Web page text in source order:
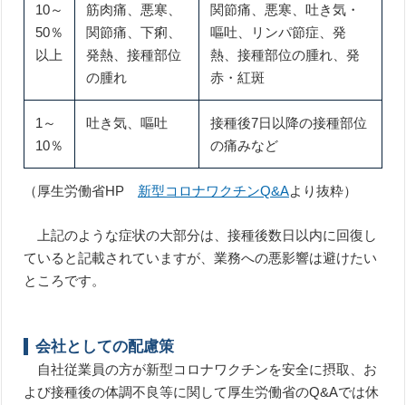
10～
50％
以上
筋肉痛、悪寒、
関節痛、下痢、
発熱、接種部位
の腫れ
関節痛、悪寒、吐き気・
嘔吐、リンパ節症、発
熱、接種部位の腫れ、発
赤・紅斑
1～
10％
吐き気、嘔吐
接種後7日以降の接種部位
の痛みなど
（厚生労働省HP 新型コロナワクチンQ&Aより抜粋）
上記のような症状の大部分は、接種後数日以内に回復し
ていると記載されていますが、業務への悪影響は避けたい
ところです。
会社としての配慮策
自社従業員の方が新型コロナワクチンを安全に摂取、お
よび接種後の体調不良等に関して厚生労働省のQ&Aでは休